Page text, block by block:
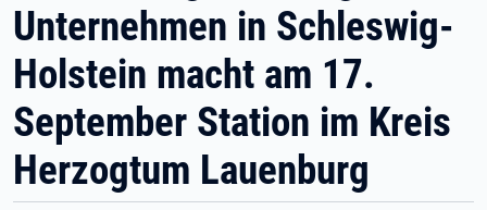
Unternehmen in Schleswig-
Holstein macht am 17.
September Station im Kreis
Herzogtum Lauenburg